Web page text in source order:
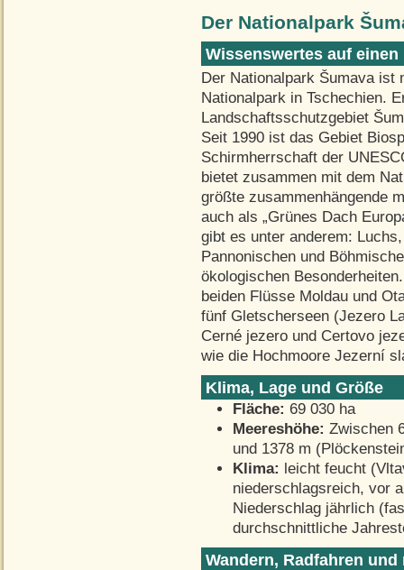
Der Nationalpark
Wissenswertes auf
Der Nationalpark Šumava ist
Nationalpark in Tschechien.
Landschaftsschutzgebiet
Seit 1990 ist das Gebiet
Schirmherrschaft der
bietet zusammen mit dem
größte zusammenhängende
auch als „Grünes Dach
gibt es unter anderem:
Pannonischen und
ökologischen
beiden Flüsse Moldau und
fünf Gletscherseen (Jezero
Cerné jezero und Certovo
wie die Hochmoore Jezerní
Klima, Lage und Größe
Fläche: 69 030 ha
Meereshöhe: Zwischen
und 1378 m
Klima: leicht feucht
niederschlagsreich, vor
Niederschlag jährlich
durchschnittliche
Wandern, Radfahren und